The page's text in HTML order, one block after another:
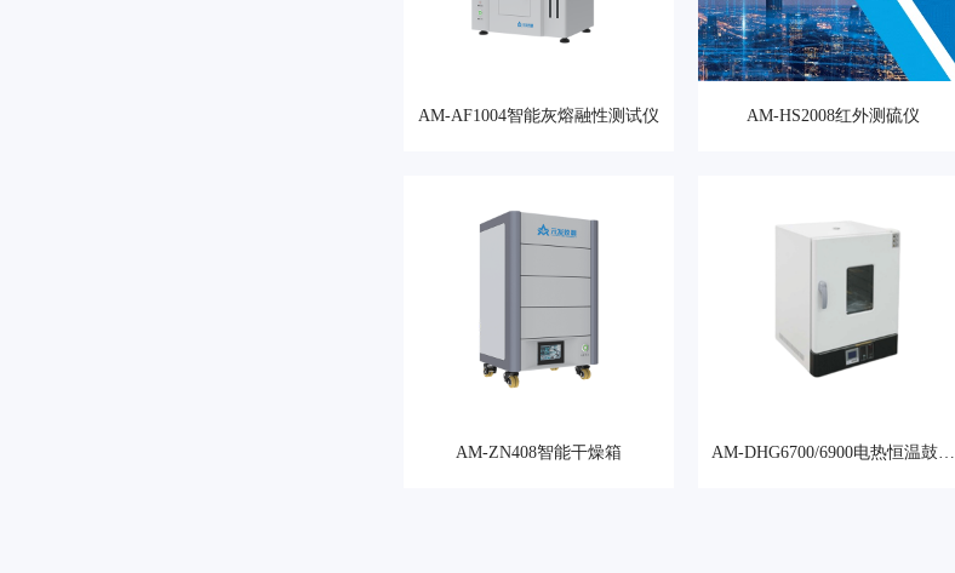
AM-AF1004智能灰熔融性测试仪 AM-HS2008红外测硫仪
AM-ZN408智能干燥箱
AM-DHG6700/6900电热恒温鼓风